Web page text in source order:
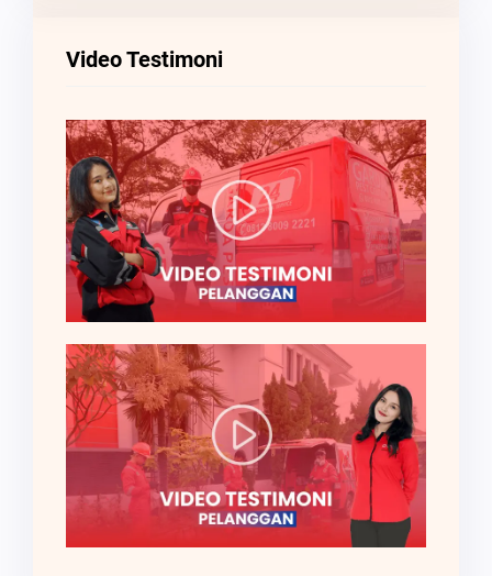
Video Testimoni